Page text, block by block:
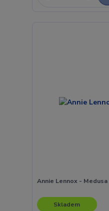
Annie Lennox - Medusa
Skladem